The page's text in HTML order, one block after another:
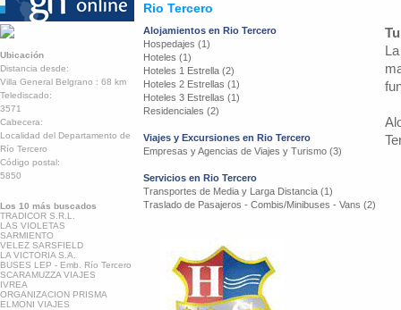
Rio Tercero
Ubicación
Distancia desde:
Villa General Belgrano : 68 km
Telediscado:
3571
Cabecera:
Localidad del Departamento de
Río Tercero
Código postal:
5850
Los 10 más buscados
TRADICOR S.R.L.
LAS VIOLETAS
SARMIENTO
VELEZ SARSFIELD
LA VICTORIA S.A.
BUSES LEP - Emb. Río Tercero
SCARAMUZZA VIAJES
IVREA
ORGANIZACION PRISMA
ELMONI VIAJES
Alojamientos en Rio Tercero
Hospedajes (1)
Hoteles (1)
Hoteles 1 Estrella (2)
Hoteles 2 Estrellas (1)
Hoteles 3 Estrellas (1)
Residenciales (2)
Viajes y Excursiones en Rio Tercero
Empresas y Agencias de Viajes y Turismo (3)
Servicios en Rio Tercero
Transportes de Media y Larga Distancia (1)
Traslado de Pasajeros - Combis/Minibuses - Vans (2)